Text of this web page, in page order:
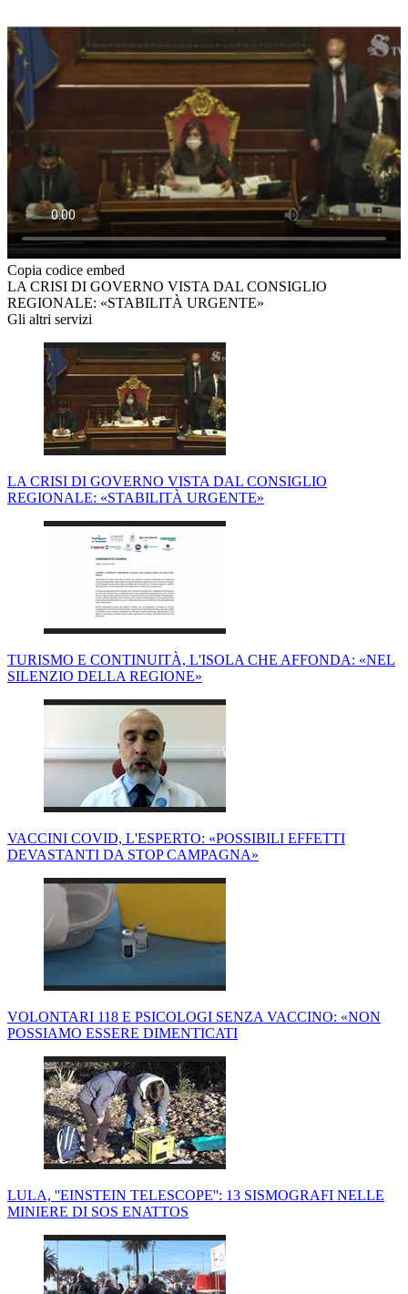
Copia codice embed
LA CRISI DI GOVERNO VISTA DAL CONSIGLIO
REGIONALE: «STABILITÀ URGENTE»
Gli altri servizi
LA CRISI DI GOVERNO VISTA DAL CONSIGLIO
REGIONALE: «STABILITÀ URGENTE»
TURISMO E CONTINUITÀ, L'ISOLA CHE AFFONDA: «NEL
SILENZIO DELLA REGIONE»
VACCINI COVID, L'ESPERTO: «POSSIBILI EFFETTI
DEVASTANTI DA STOP CAMPAGNA»
VOLONTARI 118 E PSICOLOGI SENZA VACCINO: «NON
POSSIAMO ESSERE DIMENTICATI
LULA, ''EINSTEIN TELESCOPE'': 13 SISMOGRAFI NELLE
MINIERE DI SOS ENATTOS